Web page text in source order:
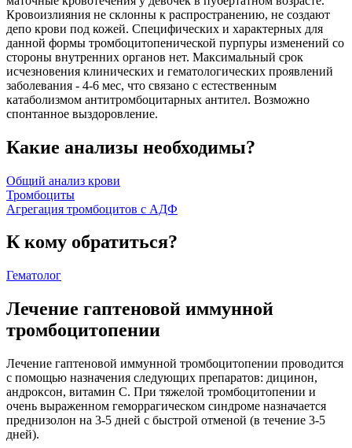
Кровоизлияния не склонны к распространению, не создают
депо крови под кожей. Специфических и характерных для
данной формы тромбоцитопенической пурпуры изменений со
стороны внутренних органов нет. Максимальный срок
исчезновения клинических и гематологических проявлений
заболевания - 4-6 мес, что связано с естественным
катаболизмом антитромбоцитарных антител. Возможно
спонтанное выздоровление.
Какие анализы необходимы?
Общий анализ крови
Тромбоциты
Агрегация тромбоцитов с АДФ
К кому обратиться?
Гематолог
Лечение гаптеновой иммунной
тромбоцитопении
Лечение гаптеновой иммунной тромбоцитопении проводится
с помощью назначения следующих препаратов: дицинон,
андроксон, витамин С. При тяжелой тромбоцитопении и
очень выраженном геморрагическом синдроме назначается
преднизолон на 3-5 дней с быстрой отменой (в течение 3-5
дней).